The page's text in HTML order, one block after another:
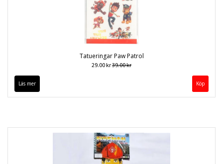
Tatueringar Paw Patrol
29.00 kr39.00 kr
Läs mer